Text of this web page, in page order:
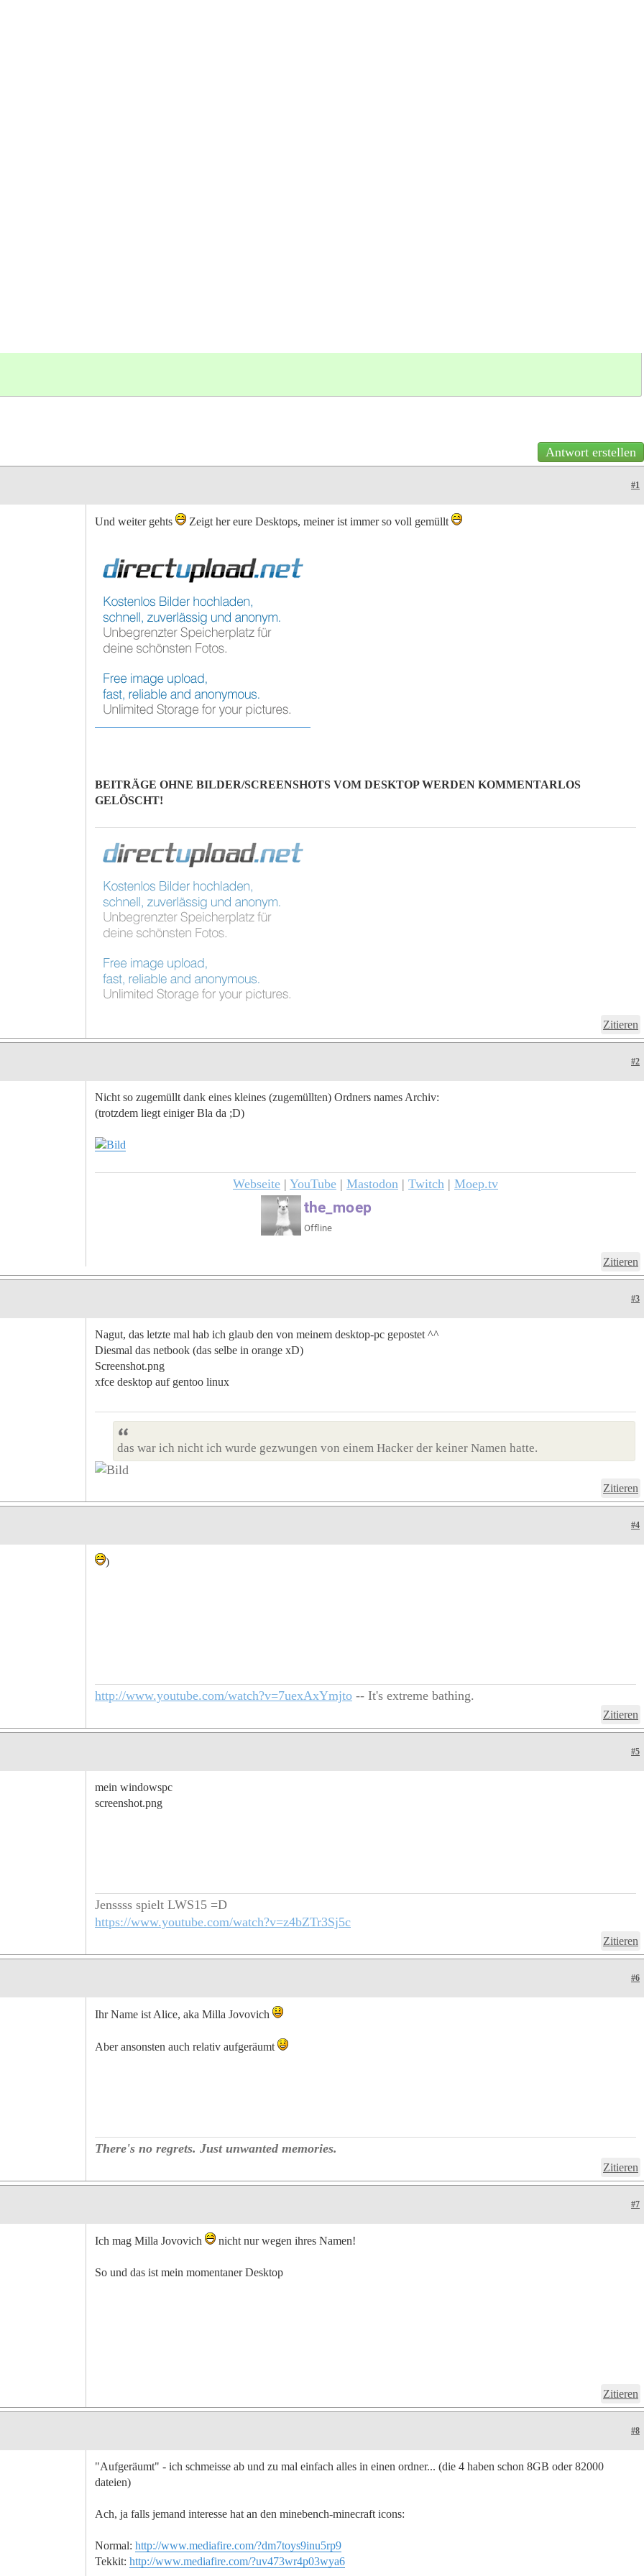
Antwort erstellen
#1
Und weiter gehts Zeigt her eure Desktops, meiner ist immer so voll gemüllt
BEITRÄGE OHNE BILDER/SCREENSHOTS VOM DESKTOP WERDEN KOMMENTARLOS
GELÖSCHT!
Zitieren
#2
Nicht so zugemüllt dank eines kleines (zugemüllten) Ordners names Archiv:
(trotzdem liegt einiger Bla da ;D)
Webseite | YouTube | Mastodon | Twitch | Moep.tv
Zitieren
#3
Nagut, das letzte mal hab ich glaub den von meinem desktop-pc gepostet ^^
Diesmal das netbook (das selbe in orange xD)
Screenshot.png
xfce desktop auf gentoo linux
das war ich nicht ich wurde gezwungen von einem Hacker der keiner Namen hatte.
Zitieren
#4
)
http://www.youtube.com/watch?v=7uexAxYmjto -- It's extreme bathing.
Zitieren
#5
mein windowspc
screenshot.png
Jenssss spielt LWS15 =D
https://www.youtube.com/watch?v=z4bZTr3Sj5c
Zitieren
#6
Ihr Name ist Alice, aka Milla Jovovich
Aber ansonsten auch relativ aufgeräumt
There's no regrets. Just unwanted memories.
Zitieren
#7
Ich mag Milla Jovovich nicht nur wegen ihres Namen!
So und das ist mein momentaner Desktop
Zitieren
#8
"Aufgeräumt" - ich schmeisse ab und zu mal einfach alles in einen ordner... (die 4 haben schon 8GB oder 82000
dateien)
Ach, ja falls jemand interesse hat an den minebench-minecraft icons:
Normal: http://www.mediafire.com/?dm7toys9inu5rp9
Tekkit: http://www.mediafire.com/?uv473wr4p03wya6